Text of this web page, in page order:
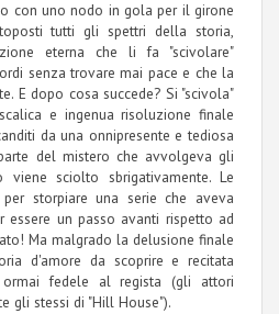
con uno nodo in gola per il girone
tutti gli spettri della storia,
eterna che li fa "scivolare"
senza trovare mai pace e che la
E dopo cosa succede? Si "scivola"
e ingenua risoluzione finale
da una onnipresente e tediosa
del mistero che avvolgeva gli
sciolto sbrigativamente. Le
storpiare una serie che aveva
un passo avanti rispetto ad
Ma malgrado la delusione finale
d'amore da scoprire e recitata
fedele al regista (gli attori
gli stessi di "Hill House").